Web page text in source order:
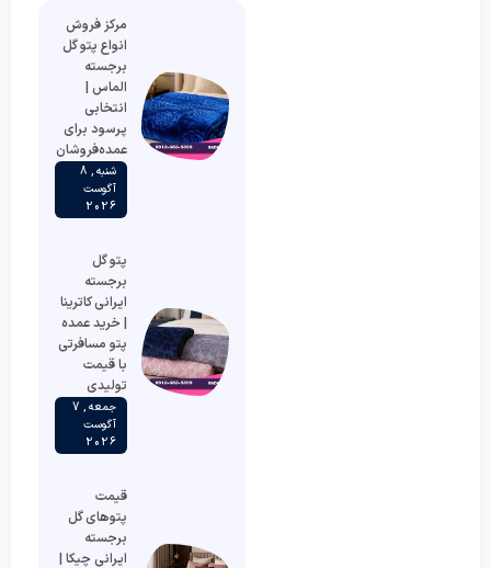
مرکز فروش
انواع پتو گل
برجسته
الماس |
انتخابی
پرسود برای
عمده‌فروشان
شنبه , 8
آگوست
2026
پتو گل
برجسته
ایرانی کاترینا
| خرید عمده
پتو مسافرتی
با قیمت
تولیدی
جمعه , 7
آگوست
2026
قیمت
پتوهای گل
برجسته
ایرانی چیکا |